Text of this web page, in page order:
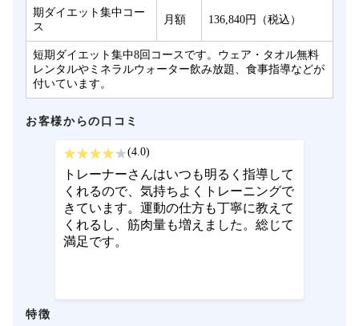
期ダイエット集中コー
ス
月額 136,840円（税込）
短期ダイエット集中8回コースです。ウェア・タオル無料
レンタルやミネラルウォーター飲み放題、食事指導などが
付いています。
お客様からの口コミ
(4.0)
トレーナーさんはいつも明るく指導して
くれるので、気持ちよくトレーニングで
きています。運動の仕方も丁寧に教えて
くれるし、筋肉量も増えました。総じて
満足です。
特徴